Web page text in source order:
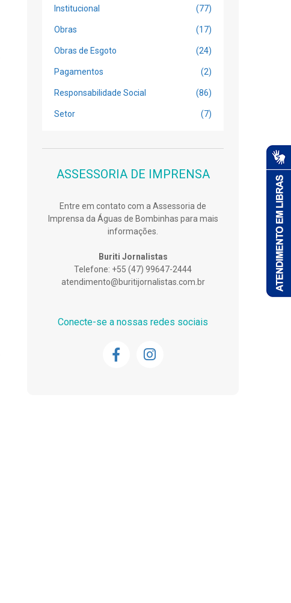
Institucional (77)
Obras (17)
Obras de Esgoto (24)
Pagamentos (2)
Responsabilidade Social (86)
Setor (7)
ASSESSORIA DE IMPRENSA
Entre em contato com a Assessoria de
Imprensa da Águas de Bombinhas para mais
informações.
Buriti Jornalistas
Telefone: +55 (47) 99647-2444
atendimento@buritijornalistas.com.br
Conecte-se a nossas redes sociais